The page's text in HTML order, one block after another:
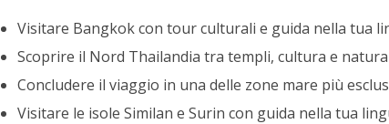
Visitare Bangkok con tour culturali e guida nella tua
Scoprire il Nord Thailandia tra templi, cultura e natura
Concludere il viaggio in una delle zone mare più
Visitare le isole Similan e Surin con guida nella tua